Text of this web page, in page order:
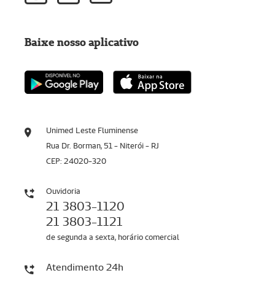
Unimed Leste Fluminense
Rua Dr. Borman, 51 - Niterói - RJ
CEP: 24020-320
Ouvidoria
21 3803-1120
21 3803-1121
de segunda a sexta, horário comercial
Atendimento 24h
Baixe nosso aplicativo